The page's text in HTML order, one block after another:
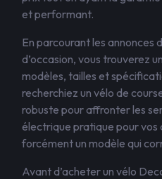
et performant.
En parcourant les annonces
d’occasion, vous trouverez
modèles, tailles et
recherchiez un vélo de
robuste pour affronter les
électrique pratique pour vos
forcément un modèle qui
Avant d’acheter un vélo